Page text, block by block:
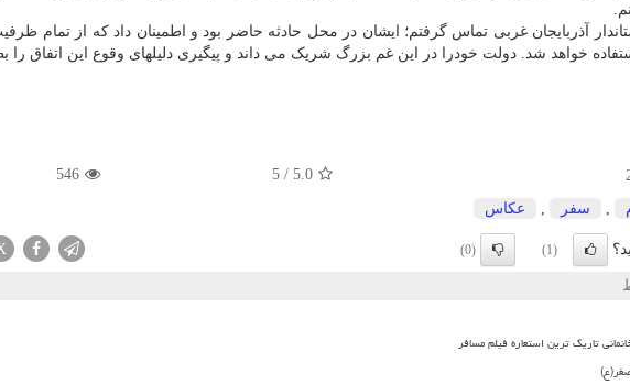
آذربایجان غربی تماس گرفتم؛ ایشان در محل حادثه حاضر بود و اطمینان داد که از تمام
خواهد شد. دولت خودرا در این غم بزرگ شریک می داند و پیگیری دلیلهای وقوع این اتفاق را
5.0
/
5
546
سفر عكاس
(1)
(0)
تاریک ترین استعاره فیلم مسافر